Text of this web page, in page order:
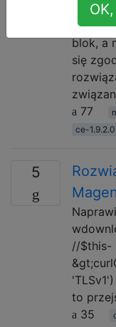
blok, a
się
77
ce-1.9.2.0
5
//$this-
to
35